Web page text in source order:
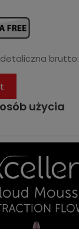
brutto:
użycia